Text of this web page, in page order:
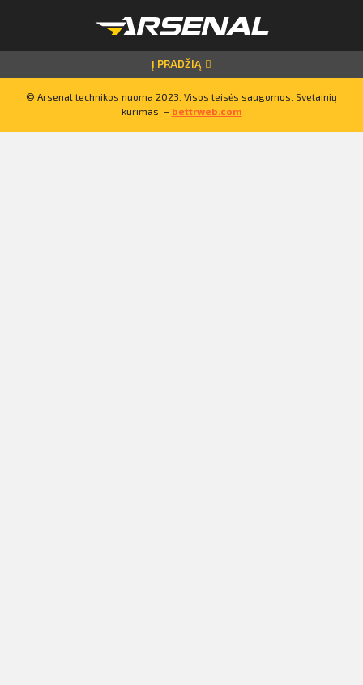
Į PRADŽIĄ
© Arsenal technikos nuoma 2023. Visos teisės saugomos. Svetainių
kūrimas – bettrweb.com